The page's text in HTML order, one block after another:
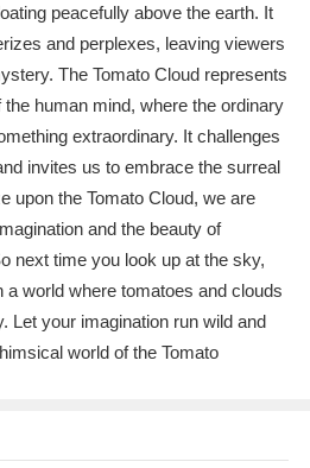
peacefully above the earth. It
and perplexes, leaving viewers
The Tomato Cloud represents
human mind, where the ordinary
extraordinary. It challenges
invites us to embrace the surreal
upon the Tomato Cloud, we are
and the beauty of
next time you look up at the sky,
world where tomatoes and clouds
Let your imagination run wild and
world of the Tomato